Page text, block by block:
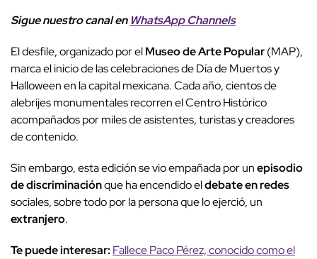
Sigue nuestro canal en WhatsApp Channels
El desfile, organizado por elMuseo de Arte Popular(MAP),
marca el inicio de las celebraciones de Día de Muertos y
Halloween en la capital mexicana. Cada año, cientos de
alebrijes monumentales recorren el Centro Histórico
acompañados por miles de asistentes, turistas y creadores
de contenido.
Sin embargo, esta edición se vio empañada por unepisodio
de discriminaciónque ha encendido eldebate en redes
sociales, sobre todo por la persona que lo ejerció, un
extranjero.
Te puede interesar: Fallece Paco Pérez, conocido como el